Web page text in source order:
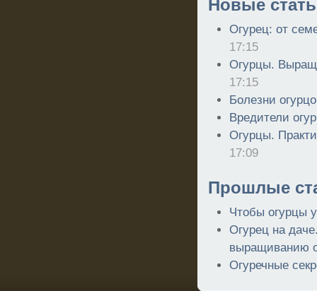
Новые
Огурец: от
17:15
Огурцы.
17:15
Болезни
Вредители
Огурцы.
17:09
Прошлые
Чтобы огурцы
Огурец на
выращиванию
Огуречные